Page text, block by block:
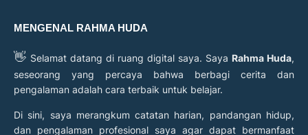
MENGENAL RAHMA HUDA
👋 Selamat datang di ruang digital saya. Saya Rahma Huda,
seseorang yang percaya bahwa berbagi cerita dan
pengalaman adalah cara terbaik untuk belajar.
Di sini, saya merangkum catatan harian, pandangan hidup,
dan pengalaman profesional saya agar dapat bermanfaat